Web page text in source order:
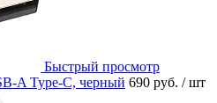
Быстрый просмотр
A Type-C, черный 690 руб. / шт